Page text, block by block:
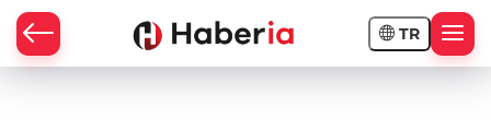
TR